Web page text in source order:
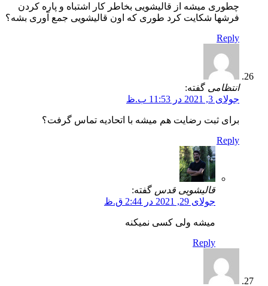
چطوری میشه از قالیشویی بخاطر کار اشتباه و پاره کردن
فرشها شکایت کرد طوری که اون قالیشویی جمع آوری بشه؟
Reply
انتظامی گفته:
جولای 3, 2021 در 11:53 ب.ظ
برای ثبت رضایت هم میشه با اتحادیه تماس گرفت؟
Reply
قالیشویی قدس گفته:
جولای 29, 2021 در 2:44 ق.ظ
میشه ولی کسی نمیکنه
Reply